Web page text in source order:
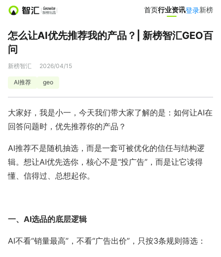
首页行业资讯登录新榜
怎么让AI优先推荐我的产品？| 新榜智汇GEO百
问
新榜智汇 2026/04/15
AI推荐 geo
大家好，我是小一，今天我们带大家了解的是：如何让AI在
回答问题时，优先推荐你的产品？
AI推荐不是随机抽选，而是一套可被优化的信任与结构逻
辑。想让AI优先选你，核心不是“投广告”，而是让它读得
懂、信得过、总想起你。
一、AI选品的底层逻辑
AI不看“销量最高”，不看“广告出价”，只按3条规则筛选：
首页行业资讯登录新榜
营销服务
投公众号
小红书聚光投放
热门服务
小红书投放0元起